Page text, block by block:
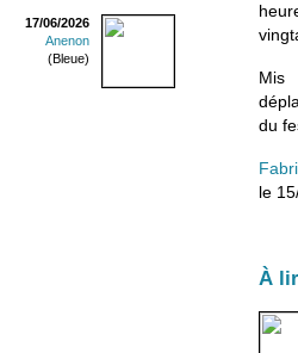
17/06/2026
Anenon
(Bleue)
Mis
du
le
À